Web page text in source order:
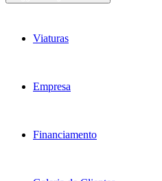
Viaturas
Empresa
Financiamento